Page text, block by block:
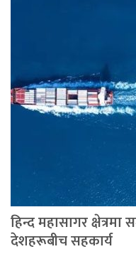
हिन्द महासागर क्षेत्रमा
देशहरूबीच सहकार्य